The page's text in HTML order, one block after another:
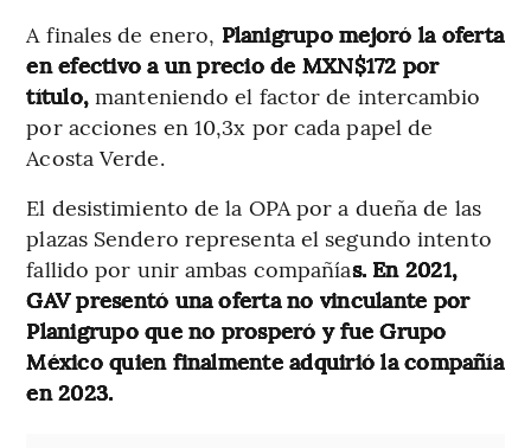
A finales de enero, Planigrupo mejoró la oferta
en efectivo a un precio de MXN$172 por
título, manteniendo el factor de intercambio
por acciones en 10,3x por cada papel de
Acosta Verde.
El desistimiento de la OPA por a dueña de las
plazas Sendero representa el segundo intento
fallido por unir ambas compañías. En 2021,
GAV presentó una oferta no vinculante por
Planigrupo que no prosperó y fue Grupo
México quien finalmente adquirió la compañía
en 2023.